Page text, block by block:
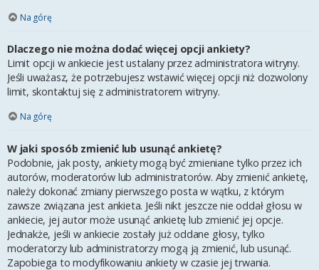
Na górę
Dlaczego nie można dodać więcej opcji ankiety?
Limit opcji w ankiecie jest ustalany przez administratora witryny.
Jeśli uważasz, że potrzebujesz wstawić więcej opcji niż dozwolony
limit, skontaktuj się z administratorem witryny.
Na górę
W jaki sposób zmienić lub usunąć ankietę?
Podobnie, jak posty, ankiety mogą być zmieniane tylko przez ich
autorów, moderatorów lub administratorów. Aby zmienić ankietę,
należy dokonać zmiany pierwszego posta w wątku, z którym
zawsze związana jest ankieta. Jeśli nikt jeszcze nie oddał głosu w
ankiecie, jej autor może usunąć ankietę lub zmienić jej opcje.
Jednakże, jeśli w ankiecie zostały już oddane głosy, tylko
moderatorzy lub administratorzy mogą ją zmienić, lub usunąć.
Zapobiega to modyfikowaniu ankiety w czasie jej trwania.